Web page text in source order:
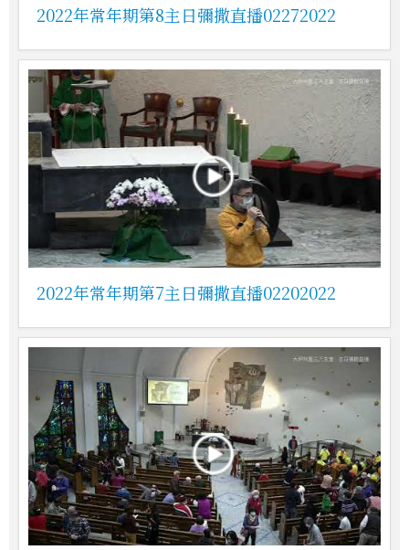
2022年常年期第8主日彌撒直播02272022
2022年常年期第7主日彌撒直播02202022